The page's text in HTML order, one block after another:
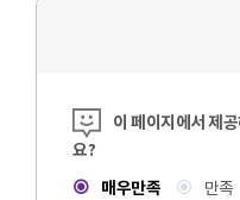
콘텐츠 만족도 조사
이 페이지에서 제
요?
매우만족
만족